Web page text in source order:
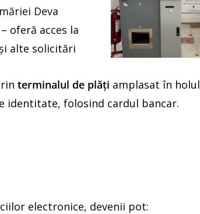
Deva
oferă acces la
alte solicitări
terminalul de plăți amplasat în holul
identitate, folosind cardul bancar.
electronice, devenii pot: